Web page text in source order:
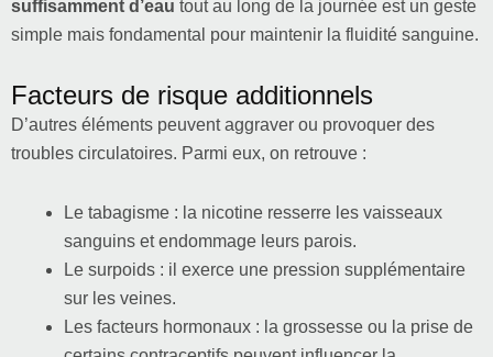
suffisamment d’eau tout au long de la journée est un geste
simple mais fondamental pour maintenir la fluidité sanguine.
Facteurs de risque additionnels
D’autres éléments peuvent aggraver ou provoquer des
troubles circulatoires. Parmi eux, on retrouve :
Le tabagisme : la nicotine resserre les vaisseaux
sanguins et endommage leurs parois.
Le surpoids : il exerce une pression supplémentaire
sur les veines.
Les facteurs hormonaux : la grossesse ou la prise de